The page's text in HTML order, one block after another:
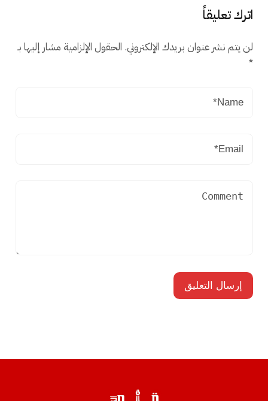
اترك تعليقاً
لن يتم نشر عنوان بريدك الإلكتروني. الحقول الإلزامية مشار إليها بـ
*